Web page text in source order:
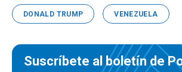
DONALD TRUMP VENEZUELA
Suscríbete al boletín de